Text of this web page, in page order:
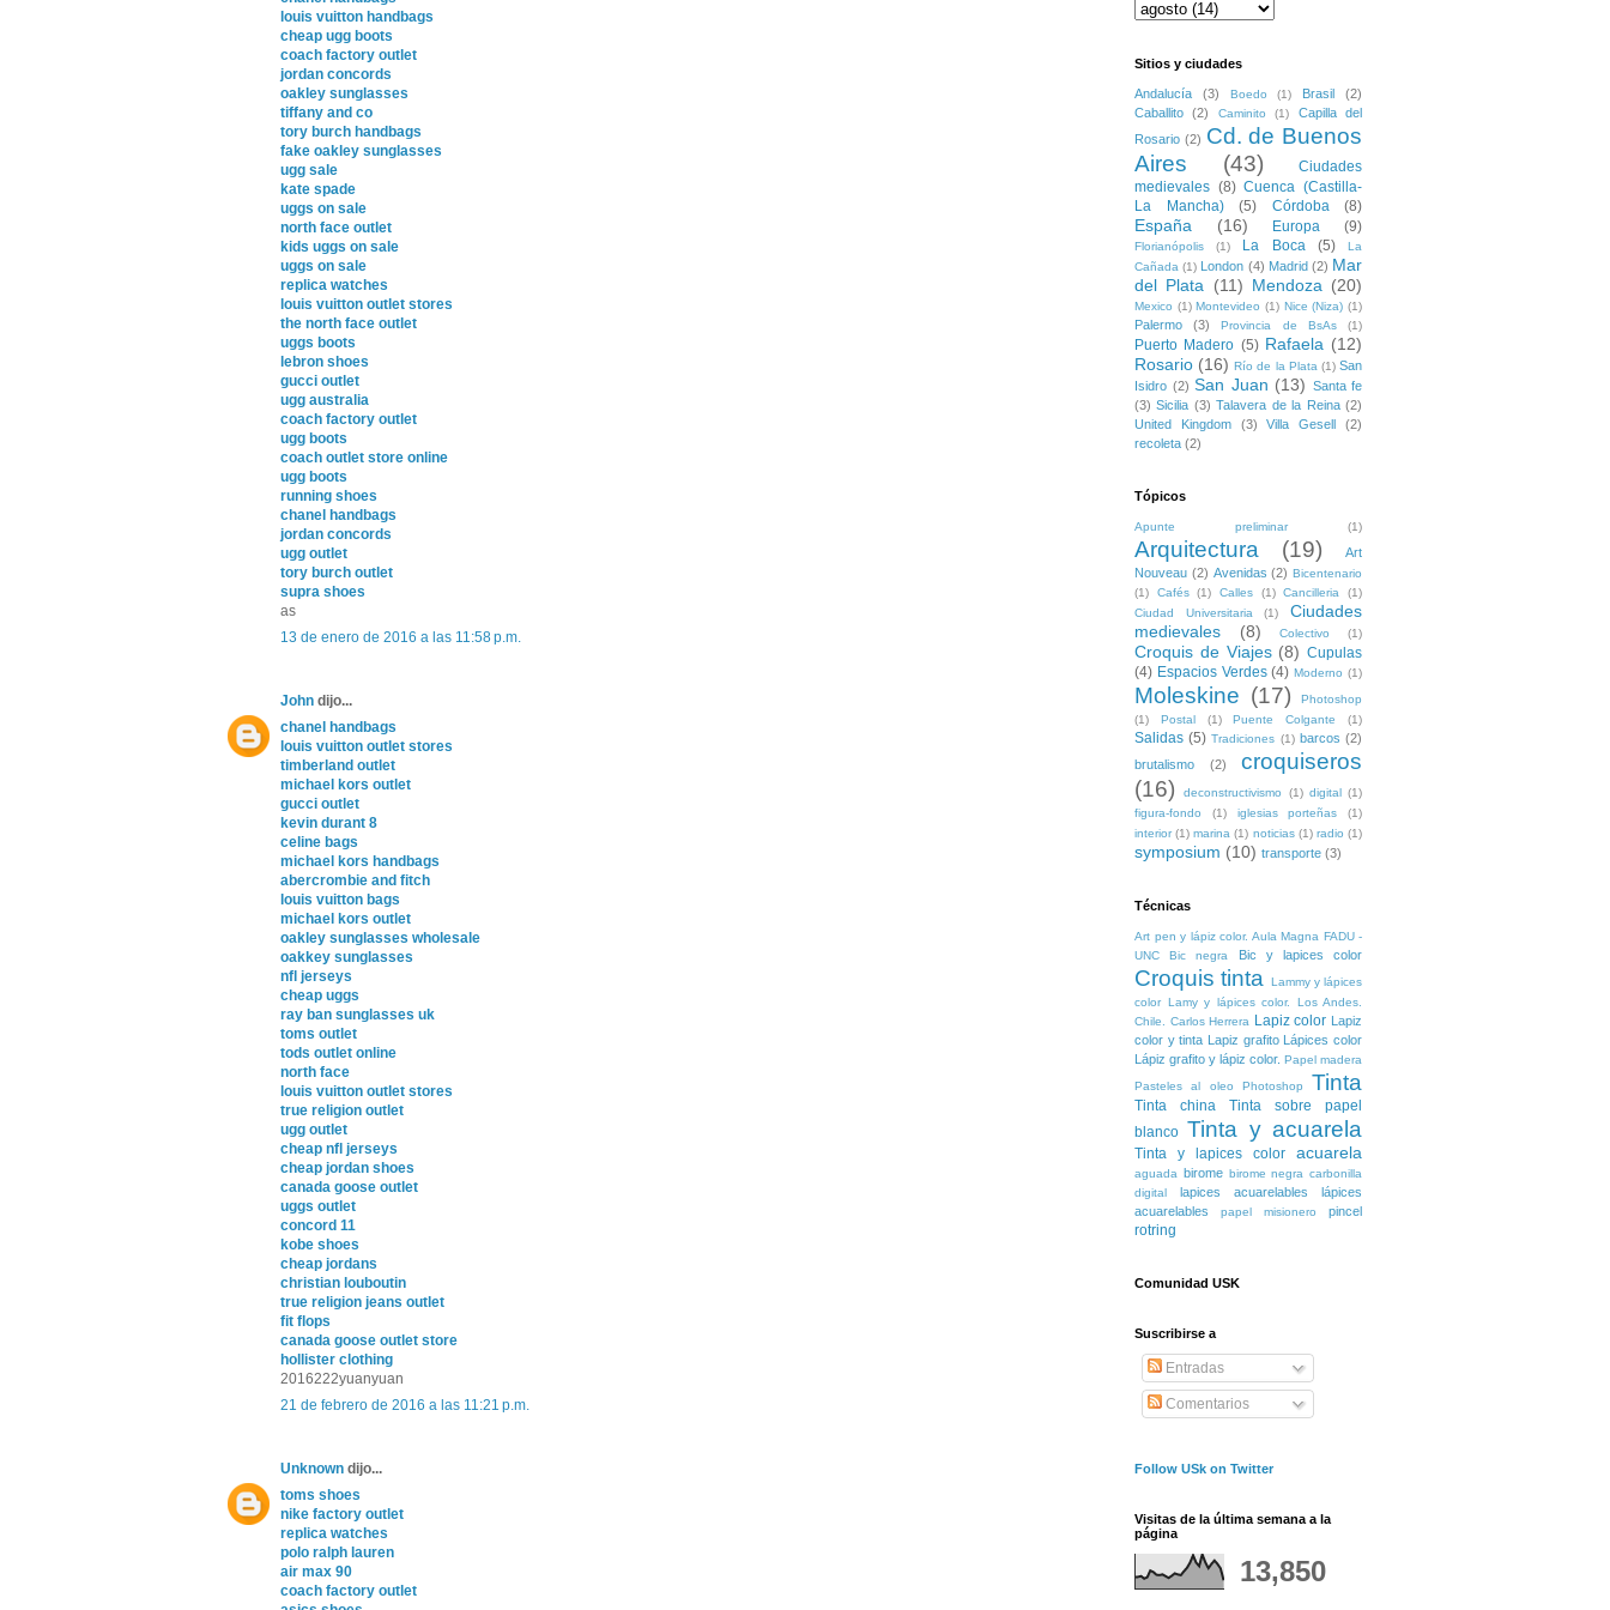
louis vuitton handbags
cheap ugg boots
coach factory outlet
jordan concords
oakley sunglasses
tiffany and co
tory burch handbags
fake oakley sunglasses
ugg sale
kate spade
uggs on sale
north face outlet
kids uggs on sale
uggs on sale
replica watches
louis vuitton outlet stores
the north face outlet
uggs boots
lebron shoes
gucci outlet
ugg australia
coach factory outlet
ugg boots
coach outlet store online
ugg boots
running shoes
chanel handbags
jordan concords
ugg outlet
tory burch outlet
supra shoes
as
13 de enero de 2016 a las 11:58 p.m.
John dijo...
chanel handbags
louis vuitton outlet stores
timberland outlet
michael kors outlet
gucci outlet
kevin durant 8
celine bags
michael kors handbags
abercrombie and fitch
louis vuitton bags
michael kors outlet
oakley sunglasses wholesale
oakkey sunglasses
nfl jerseys
cheap uggs
ray ban sunglasses uk
toms outlet
tods outlet online
north face
louis vuitton outlet stores
true religion outlet
ugg outlet
cheap nfl jerseys
cheap jordan shoes
canada goose outlet
uggs outlet
concord 11
kobe shoes
cheap jordans
christian louboutin
true religion jeans outlet
fit flops
canada goose outlet store
hollister clothing
2016222yuanyuan
21 de febrero de 2016 a las 11:21 p.m.
Unknown dijo...
toms shoes
nike factory outlet
replica watches
polo ralph lauren
air max 90
coach factory outlet
Sitios y ciudades
Andalucía (3) Boedo (1) Brasil
(2)
Caballito
(2) Caminito (1)
Capilla del
Rosario (2) Cd. de Buenos
Aires
(43)
Ciudades
medievales (8) Cuenca (Castilla-
La Mancha)
(5) Córdoba (8)
España (16) Europa (9)
Florianópolis (1) La Boca (5)
La
Cañada (1) London (4) Madrid (2) Mar
del Plata (11) Mendoza (20)
Mexico (1) Montevideo (1) Nice (Niza) (1)
Palermo (3) Provincia de BsAs (1)
Puerto Madero (5) Rafaela (12)
Rosario (16) Río de la Plata (1) San
Isidro (2) San Juan (13) Santa fe
(3) Sicilia (3) Talavera de la Reina (2)
United Kingdom
(3) Villa Gesell
(2)
recoleta (2)
Tópicos
Apunte preliminar (1)
Arquitectura (19)
Art
Nouveau (2) Avenidas (2) Bicentenario
(1)
Cafés (1) Calles (1) Cancilleria
(1)
Ciudad Universitaria
(1)
Ciudades
medievales
(8) Colectivo (1)
Croquis de Viajes (8) Cupulas
(4) Espacios Verdes (4) Moderno (1)
Moleskine (17)
Photoshop
(1)
Postal (1) Puente Colgante (1)
Salidas (5) Tradiciones (1) barcos (2)
brutalismo
(2)
croquiseros
(16)
deconstructivismo (1) digital
(1)
figura-fondo
(1) iglesias porteñas
(1)
interior (1) marina (1) noticias (1) radio (1)
symposium (10) transporte (3)
Técnicas
Art pen y lápiz color. Aula Magna FADU -
UNC
Bic negra Bic y lapices color
Croquis tinta
Lammy y lápices
color
Lamy y lápices color. Los Andes.
Chile. Carlos Herrera Lapiz color
Lapiz
color y tinta
Lapiz grafito
Lápices color
Lápiz grafito y lápiz color. Papel madera
Pasteles al oleo
Photoshop Tinta
Tinta china
Tinta sobre papel
blanco Tinta y acuarela
Tinta y lapices color acuarela
aguada birome birome negra carbonilla
digital
lapices acuarelables
lápices
acuarelables
papel misionero pincel
rotring
Comunidad USK
Suscribirse a
Entradas
Comentarios
Follow USk on Twitter
Visitas de la última semana a la
página
13,850